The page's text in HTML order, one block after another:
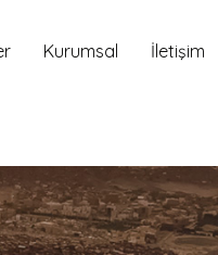
Kurumsal İletişim